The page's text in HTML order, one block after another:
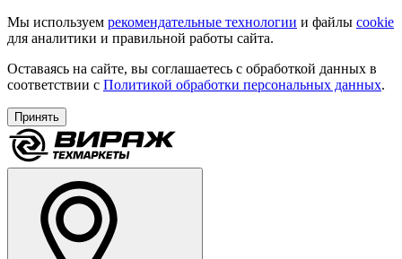
Мы используем рекомендательные технологии и файлы cookie
для аналитики и правильной работы сайта.
Оставаясь на сайте, вы соглашаетесь с обработкой данных в
соответствии с Политикой обработки персональных данных.
Принять